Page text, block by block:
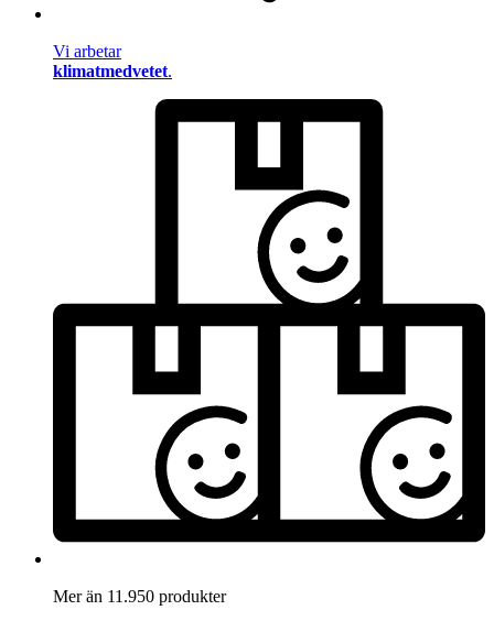
Vi arbetar
klimatmedvetet.
Mer än 11.950 produkter